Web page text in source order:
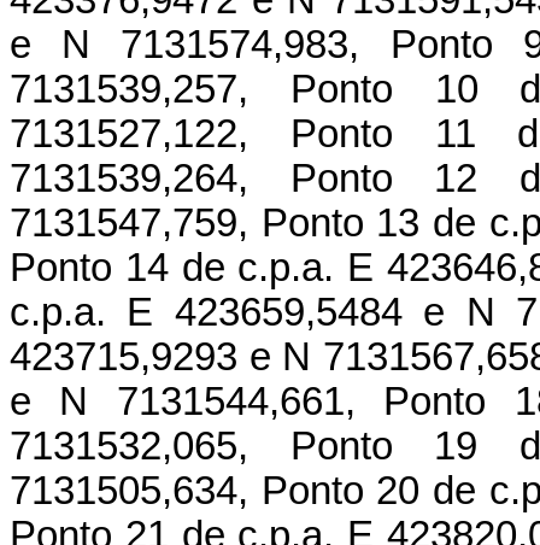
e N 7131574,983,
7131539,257, Ponto
7131527,122, Ponto
7131539,264, Ponto
7131547,759, Ponto 13 de
Ponto 14 de c.p.a. E
c.p.a. E 423659,5484 e N
423715,9293 e N
e N 7131544,661, Ponto
7131532,065, Ponto
7131505,634, Ponto 20 de
Ponto 21 de c.p.a. E